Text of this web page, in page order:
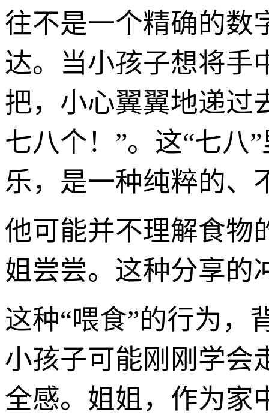
往不是一个精确的数
达。当小孩子想将手
把，小心翼翼地递过
七八个！”。这“七八
乐，是一种纯粹的、
他可能并不理解食物
姐尝尝。这种分享的
这种“喂食”的行为，
小孩子可能刚刚学会
全感。姐姐，作为家